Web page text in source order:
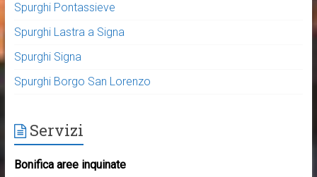
Spurghi Pontassieve
Spurghi Lastra a Signa
Spurghi Signa
Spurghi Borgo San Lorenzo
Servizi
Bonifica aree inquinate